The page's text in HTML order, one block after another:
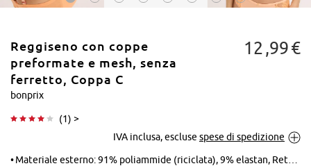
Reggiseno con coppe
preformate e mesh, senza
ferretto, Coppa C
bonprix
(1) >
12 99€
IVA inclusa, escluse spese di spedizione
Materiale esterno: 91% poliammide (riciclata), 9% elastan, Rete: 86% poliammide, 14% elastan, Inserto: 92% poliammide, 8% elastan